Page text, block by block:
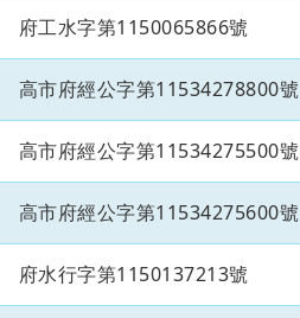
府工水字第1150065866號
高市府經公字第11534278800號
高市府經公字第11534275500號
高市府經公字第11534275600號
府水行字第1150137213號